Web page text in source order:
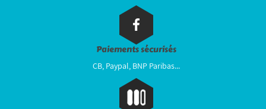
Paiements sécurisés
CB, Paypal, BNP Paribas...